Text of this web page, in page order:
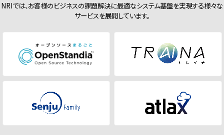
NRIでは、お客様のビジネスの課題解決に最適なシステム基盤を実現する様々な
サービスを展開しています。